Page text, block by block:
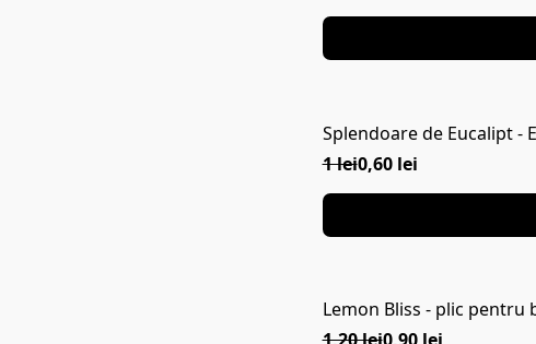
Splendoare de Eucalipt
1 lei0,60 lei
Lemon Bliss - plic